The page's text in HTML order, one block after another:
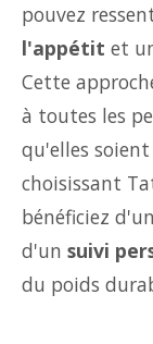
pouvez
l'appétit et
Cette
à toutes les
qu'elles
choisissant
bénéficiez d'un
d'un suivi
du poids